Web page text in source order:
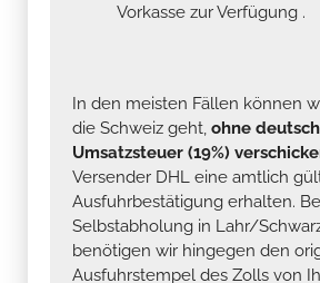
Vorkasse zur Verfügung .
In den meisten Fällen können
die Schweiz geht, ohne
Umsatzsteuer (19%)
Versender DHL eine amtlich
Ausfuhrbestätigung erhalten.
Selbstabholung in Lahr/
benötigen wir hingegen den
Ausfuhrstempel des Zolls von